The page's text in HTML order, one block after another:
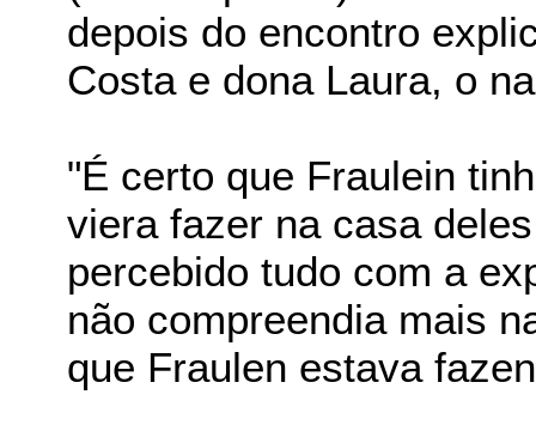
depois do encontro
Costa e dona Laura, o
"É certo que Fraulein
viera fazer na casa
percebido tudo com a
não compreendia mais
que Fraulen estava